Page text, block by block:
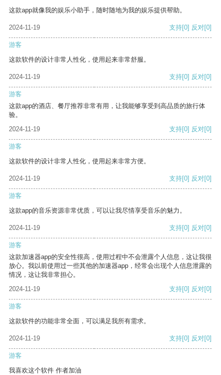
这款app就像我的娱乐小助手，随时随地为我的娱乐提供帮助。
2024-11-19 支持[0] 反对[0]
游客
这款软件的设计非常人性化，使用起来非常舒服。
2024-11-19 支持[0] 反对[0]
游客
这款app的酒店、餐厅推荐非常有用，让我能够享受到高品质的旅行体
验。
2024-11-19
支持[0] 反对[0]
游客
这款软件的设计非常人性化，使用起来非常方便。
2024-11-19 支持[0] 反对[0]
游客
这款app的音乐资源非常优质，可以让我尽情享受音乐的魅力。
2024-11-19 支持[0] 反对[0]
游客
这款加速器app的安全性很高，使用过程中不会泄露个人信息，这让我很
放心。我以前使用过一些其他的加速器app，经常会出现个人信息泄露的
情况，这让我非常担心。
2024-11-19
支持[0] 反对[0]
游客
这款软件的功能非常全面，可以满足我所有需求。
2024-11-19 支持[0] 反对[0]
游客
我喜欢这个软件 作者加油